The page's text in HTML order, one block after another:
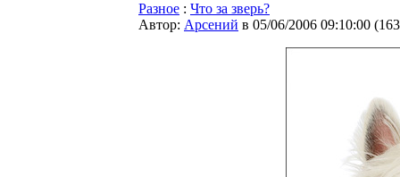
Разное : Что за зверь?
Автор: Арсений в 05/06/2006 09:10:00 (